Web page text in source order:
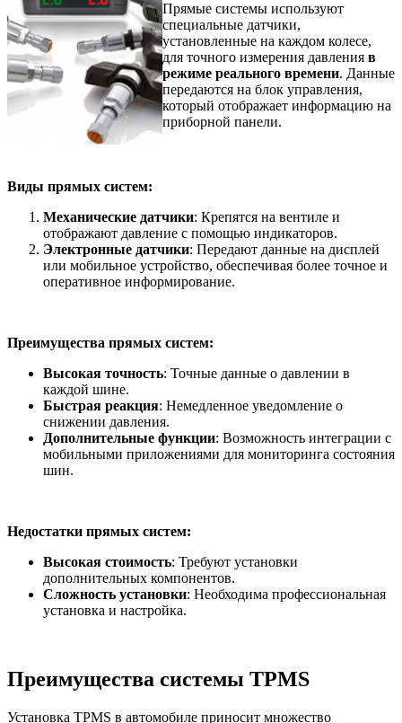
Прямые системы используют
специальные датчики,
установленные на каждом колесе,
для точного измерения давления в
режиме реального времени. Данные
передаются на блок управления,
который отображает информацию на
приборной панели.
Виды прямых систем:
Механические датчики: Крепятся на вентиле и
отображают давление с помощью индикаторов.
Электронные датчики: Передают данные на дисплей
или мобильное устройство, обеспечивая более точное и
оперативное информирование.
Преимущества прямых систем:
Высокая точность: Точные данные о давлении в
каждой шине.
Быстрая реакция: Немедленное уведомление о
снижении давления.
Дополнительные функции: Возможность интеграции с
мобильными приложениями для мониторинга состояния
шин.
Недостатки прямых систем:
Высокая стоимость: Требуют установки
дополнительных компонентов.
Сложность установки: Необходима профессиональная
установка и настройка.
Преимущества системы TPMS
Установка TPMS в автомобиле приносит множество